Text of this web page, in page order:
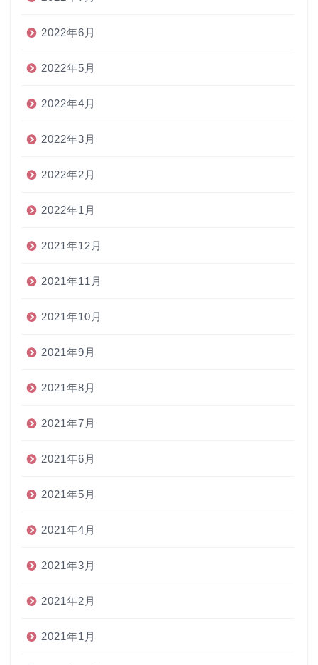
2022年6月
2022年5月
2022年4月
2022年3月
2022年2月
2022年1月
2021年12月
2021年11月
2021年10月
2021年9月
2021年8月
2021年7月
2021年6月
2021年5月
2021年4月
2021年3月
2021年2月
2021年1月